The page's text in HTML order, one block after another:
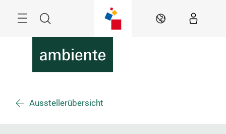
Suche DE
Ausstellerübersicht